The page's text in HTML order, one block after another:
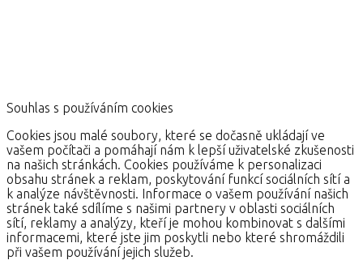
Souhlas s používáním cookies
Cookies jsou malé soubory, které se dočasně ukládají ve
vašem počítači a pomáhají nám k lepší uživatelské zkušenosti
na našich stránkách. Cookies používáme k personalizaci
obsahu stránek a reklam, poskytování funkcí sociálních sítí a
k analýze návštěvnosti. Informace o vašem používání našich
stránek také sdílíme s našimi partnery v oblasti sociálních
sítí, reklamy a analýzy, kteří je mohou kombinovat s dalšími
informacemi, které jste jim poskytli nebo které shromáždili
při vašem používání jejich služeb.